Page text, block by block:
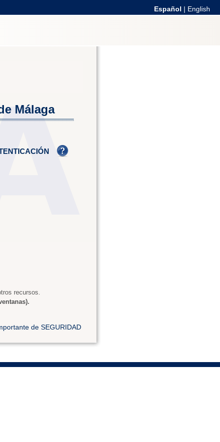
Español | English
Málaga
recursos.
de SEGURIDAD